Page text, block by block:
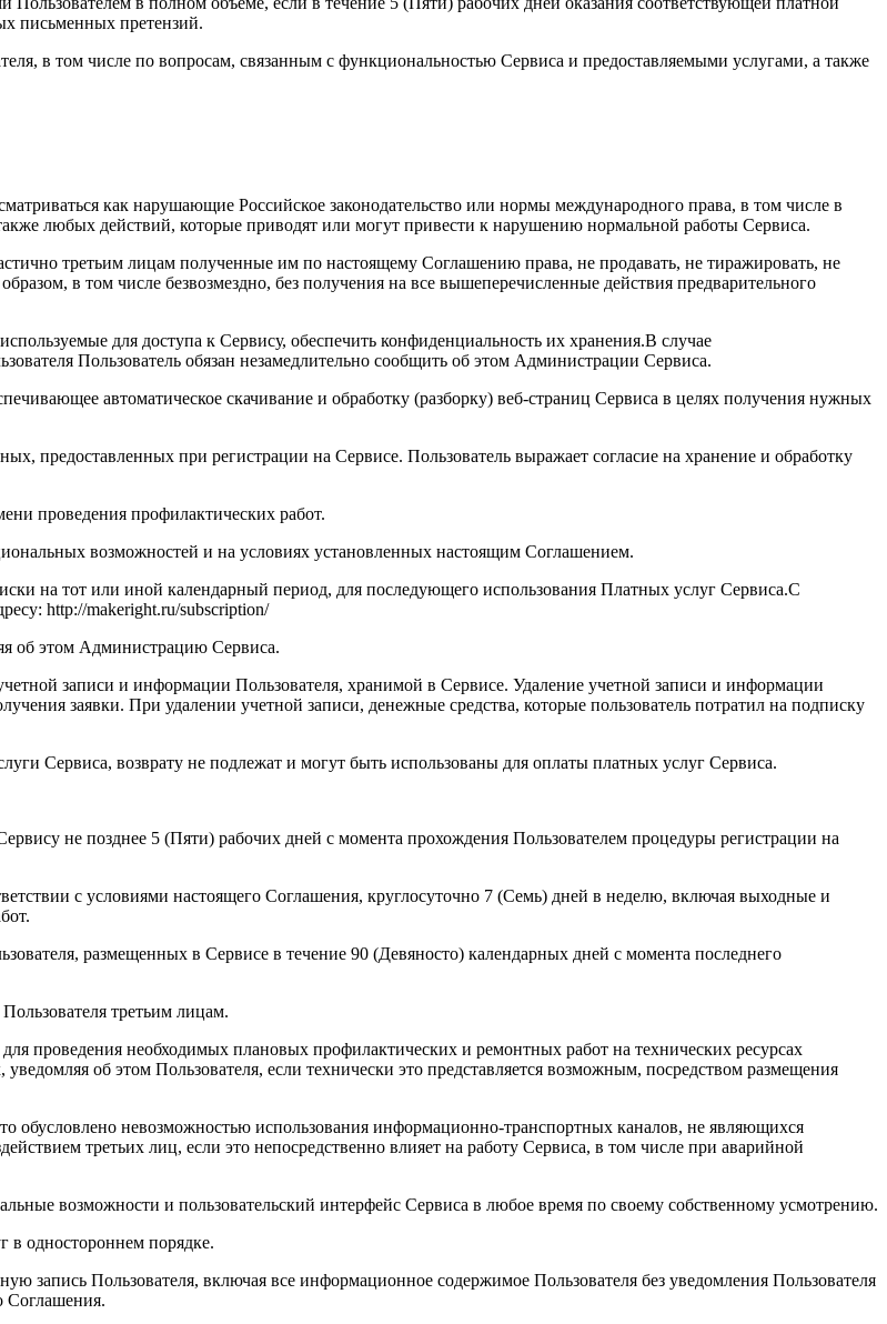
письменных претензий.
в том числе по вопросам, связанным с функциональностью Сервиса и предоставляемыми услугами, а также
как нарушающие Российское законодательство или нормы международного права, в том числе в
любых действий, которые приводят или могут привести к нарушению нормальной работы Сервиса.
третьим лицам полученные им по настоящему Соглашению права, не продавать, не тиражировать, не
в том числе безвозмездно, без получения на все вышеперечисленные действия предварительного
для доступа к Сервису, обеспечить конфиденциальность их хранения.В случае
Пользователь обязан незамедлительно сообщить об этом Администрации Сервиса.
автоматическое скачивание и обработку (разборку) веб-страниц Сервиса в целях получения нужных
предоставленных при регистрации на Сервисе. Пользователь выражает согласие на хранение и обработку
проведения профилактических работ.
возможностей и на условиях установленных настоящим Соглашением.
на тот или иной календарный период, для последующего использования Платных услуг Сервиса.С
http://makeright.ru/subscription/
об этом Администрацию Сервиса.
записи и информации Пользователя, хранимой в Сервисе. Удаление учетной записи и информации
заявки. При удалении учетной записи, денежные средства, которые пользователь потратил на подписку
Сервиса, возврату не подлежат и могут быть использованы для оплаты платных услуг Сервиса.
не позднее 5 (Пяти) рабочих дней с момента прохождения Пользователем процедуры регистрации на
с условиями настоящего Соглашения, круглосуточно 7 (Семь) дней в неделю, включая выходные и
размещенных в Сервисе в течение 90 (Девяносто) календарных дней с момента последнего
третьим лицам.
проведения необходимых плановых профилактических и ремонтных работ на технических ресурсах
об этом Пользователя, если технически это представляется возможным, посредством размещения
обусловлено невозможностью использования информационно-транспортных каналов, не являющихся
третьих лиц, если это непосредственно влияет на работу Сервиса, в том числе при аварийной
возможности и пользовательский интерфейс Сервиса в любое время по своему собственному усмотрению.
в одностороннем порядке.
запись Пользователя, включая все информационное содержимое Пользователя без уведомления Пользователя
Соглашения.